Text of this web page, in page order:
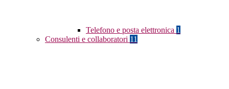
Telefono e posta elettronica 1
Consulenti e collaboratori 11